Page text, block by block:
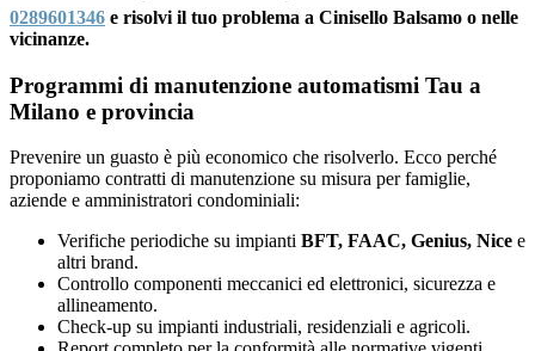
0289601346 e risolvi il tuo problema a Cinisello Balsamo o nelle
vicinanze.
Programmi di manutenzione automatismi Tau a
Milano e provincia
Prevenire un guasto è più economico che risolverlo. Ecco perché
proponiamo contratti di manutenzione su misura per famiglie,
aziende e amministratori condominiali:
Verifiche periodiche su impianti BFT, FAAC, Genius, Nice e
altri brand.
Controllo componenti meccanici ed elettronici, sicurezza e
allineamento.
Check-up su impianti industriali, residenziali e agricoli.